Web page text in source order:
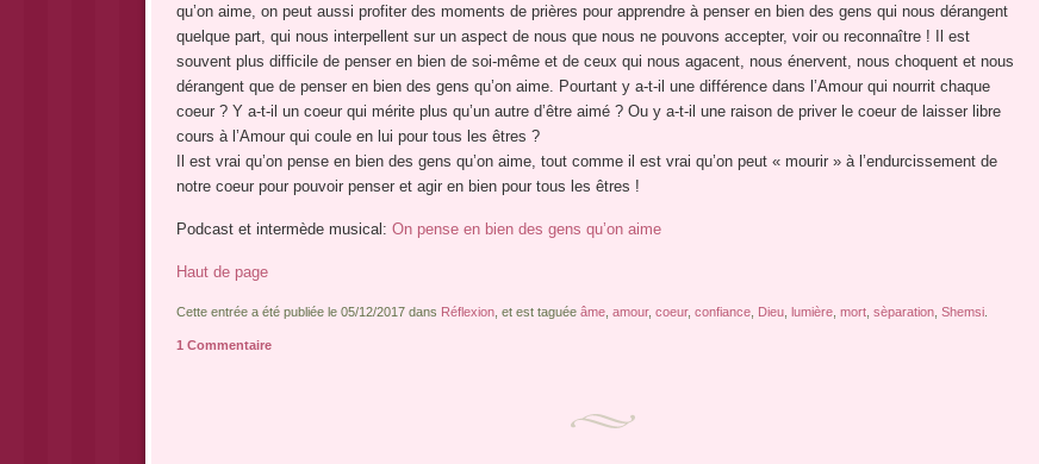
qu’on aime, on peut aussi profiter des moments de prières pour apprendre à penser en bien des gens qui nous dérangent
quelque part, qui nous interpellent sur un aspect de nous que nous ne pouvons accepter, voir ou reconnaître ! Il est
souvent plus difficile de penser en bien de soi-même et de ceux qui nous agacent, nous énervent, nous choquent et nous
dérangent que de penser en bien des gens qu’on aime. Pourtant y a-t-il une différence dans l’Amour qui nourrit chaque
coeur ? Y a-t-il un coeur qui mérite plus qu’un autre d’être aimé ? Ou y a-t-il une raison de priver le coeur de laisser libre
cours à l’Amour qui coule en lui pour tous les êtres ?
Il est vrai qu’on pense en bien des gens qu’on aime, tout comme il est vrai qu’on peut « mourir » à l’endurcissement de
notre coeur pour pouvoir penser et agir en bien pour tous les êtres !
Podcast et intermède musical: On pense en bien des gens qu’on aime
Haut de page
Cette entrée a été publiée le 05/12/2017 dans Réflexion, et est taguée âme, amour, coeur, confiance, Dieu, lumière, mort, sèparation, Shemsi.
1 Commentaire